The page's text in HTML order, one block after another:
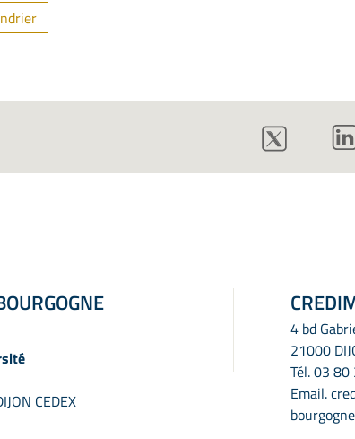
CEDEX
4 bd
21000
Tél.03 80
Email.